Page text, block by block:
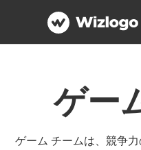
ゲー
ゲーム チームは、競争